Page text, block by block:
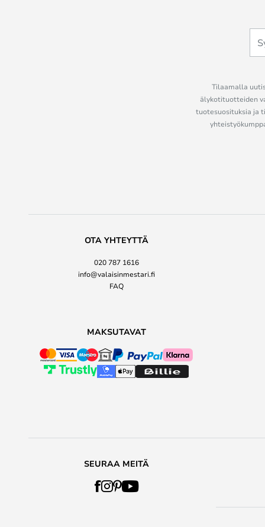
Tilaamalla
älykotituotteiden
tuotesuosituksia ja
OTA YHTEYTTÄ
020 787 1616
info@valaisinmestari.fi
FAQ
MAKSUTAVAT
SEURAA MEITÄ